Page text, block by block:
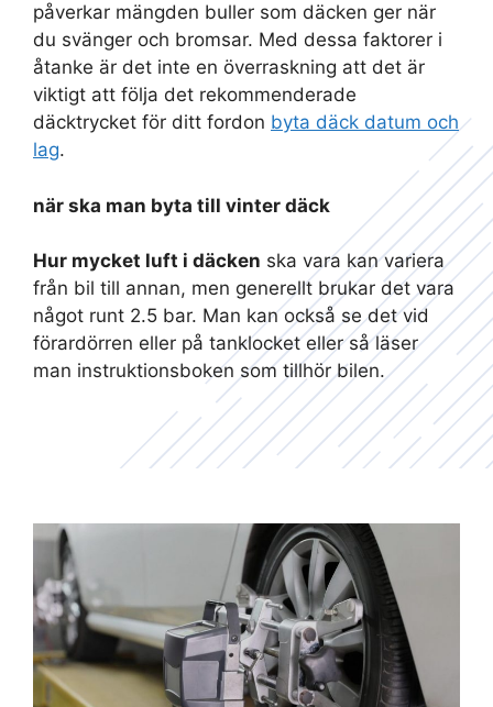
påverkar mängden buller som däcken ger när
du svänger och bromsar. Med dessa faktorer i
åtanke är det inte en överraskning att det är
viktigt att följa det rekommenderade
däcktrycket för ditt fordon byta däck datum och
lag.
när ska man byta till vinter däck
Hur mycket luft i däcken ska vara kan variera
från bil till annan, men generellt brukar det vara
något runt 2.5 bar. Man kan också se det vid
förardörren eller på tanklocket eller så läser
man instruktionsboken som tillhör bilen.